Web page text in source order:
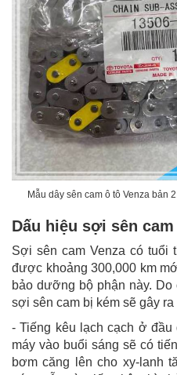
Mẫu dây sên cam ô tô Venza bản
Dấu hiệu sợi sên
Sợi sên cam Venza có tuổi
được khoảng 300,000 km
bảo dưỡng bộ phận này.
sợi sên cam bị kém sẽ gây
- Tiếng kêu lạch cạch ở
máy vào buổi sáng sẽ có
bơm căng lên cho xy-lanh